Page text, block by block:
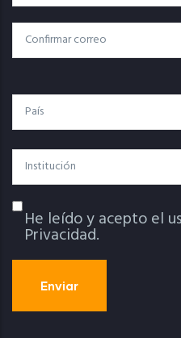
Electrónico
Confirmar Correo
País
Institución
Política De Privacidad
He leído y acepto el
Privacidad.